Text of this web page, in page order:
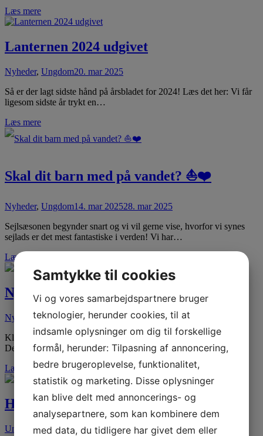
Læs mere
Lanternen 2024 udgivet
Nyheder, Ungdom20. mar 2025
Så er der lagt sidste hånd på årsbladet for 2024! Læs det her: Vi får
ligesom sidste år trykt en…
Læs mere
Skal dit barn med på vandet? ⛵❤️
Nyheder, Ungdom14. mar 202528. mar 2025
Sejlsæsonen begynder snart og vi vil gerne vise, hvorfor vi synes
sejlads er det mest fantastiske i verden! Vi har…
Læs mere
Nyt telefonnummer: 66666100
Nyheder,Sejlerskolen ,Ungdom02. dec 202402. dec 2024
Klubben har fået nyt telefonnummer! Det mundrette 66 66 61 00.
Det nye nummer giver nye muligheder som målrettede sluser…
Læs mere
Harboe Cup 2024
Ungdom30. sep 202429. okt 2024
Samtykke til cookies
Vi og vores samarbejdspartnere bruger
teknologier, herunder cookies, til at
indsamle oplysninger om dig til forskellige
formål, herunder: Tilpasning af annoncering,
bedre brugeroplevelse, funktionalitet,
statistik og marketing. Disse oplysninger
kan blive delt med annoncerings- og
analysepartnere, som kan kombinere dem
med data, du tidligere har givet dem eller